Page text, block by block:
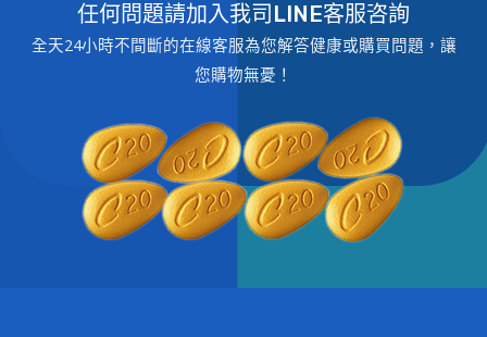
任何問題請加入我司LINE客服咨詢
全天24小時不間斷的在線客服為您解答健康或購買問題，讓
您購物無憂！